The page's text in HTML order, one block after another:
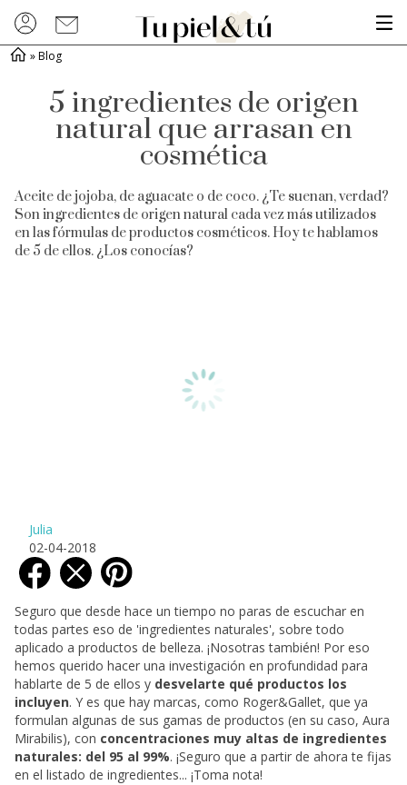
»Blog
5 ingredientes de origen
natural que arrasan en
cosmética
Aceite de jojoba, de aguacate o de coco. ¿Te suenan, verdad?
Son ingredientes de origen natural cada vez más utilizados
en las fórmulas de productos cosméticos. Hoy te hablamos
de 5 de ellos. ¿Los conocías?
Julia
02-04-2018
Seguro que desde hace un tiempo no paras de escuchar en
todas partes eso de 'ingredientes naturales', sobre todo
aplicado a productos de belleza. ¡Nosotras también! Por eso
hemos querido hacer una investigación en profundidad para
hablarte de 5 de ellos y desvelarte qué productos los
incluyen. Y es que hay marcas, como Roger&Gallet, que ya
formulan algunas de sus gamas de productos (en su caso, Aura
Mirabilis), con concentraciones muy altas de ingredientes
naturales: del 95 al 99%. ¡Seguro que a partir de ahora te fijas
en el listado de ingredientes... ¡Toma nota!